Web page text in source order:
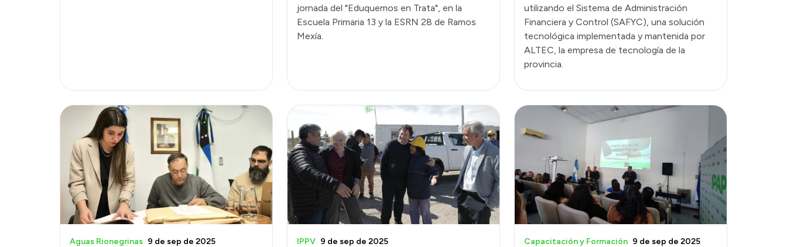
jornada del "Eduquemos en Trata", en la
Escuela Primaria 13 y la ESRN 28 de Ramos
Mexía.
utilizando el Sistema de Administración
Financiera y Control (SAFYC), una solución
tecnológica implementada y mantenida por
ALTEC, la empresa de tecnología de la
provincia.
Aguas Rionegrinas 9 de sep de 2025 IPPV 9 de sep de 2025 Capacitación y Formación 9 de sep de 2025